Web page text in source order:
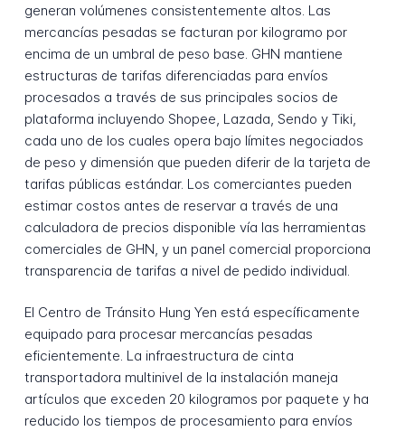
generan volúmenes consistentemente altos. Las
mercancías pesadas se facturan por kilogramo por
encima de un umbral de peso base. GHN mantiene
estructuras de tarifas diferenciadas para envíos
procesados a través de sus principales socios de
plataforma incluyendo Shopee, Lazada, Sendo y Tiki,
cada uno de los cuales opera bajo límites negociados
de peso y dimensión que pueden diferir de la tarjeta de
tarifas públicas estándar. Los comerciantes pueden
estimar costos antes de reservar a través de una
calculadora de precios disponible vía las herramientas
comerciales de GHN, y un panel comercial proporciona
transparencia de tarifas a nivel de pedido individual.
El Centro de Tránsito Hung Yen está específicamente
equipado para procesar mercancías pesadas
eficientemente. La infraestructura de cinta
transportadora multinivel de la instalación maneja
artículos que exceden 20 kilogramos por paquete y ha
reducido los tiempos de procesamiento para envíos